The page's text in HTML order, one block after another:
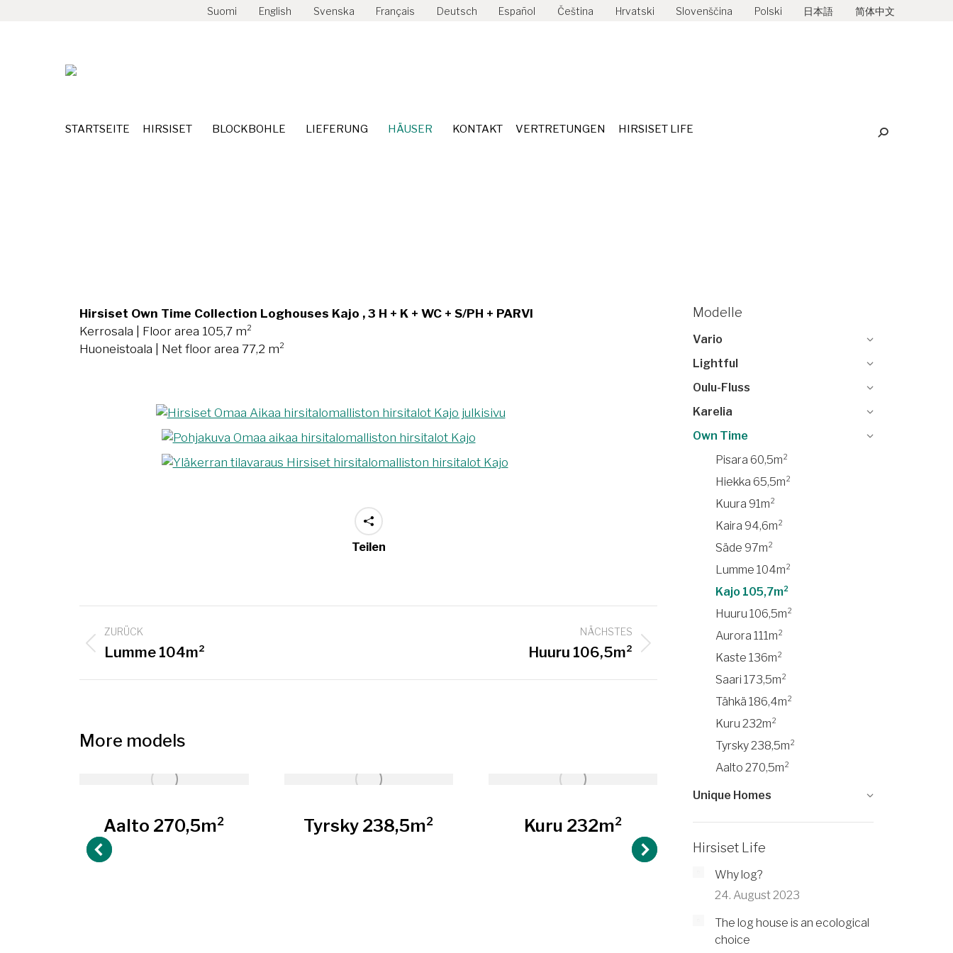
Suomi English Svenska Français Deutsch Español Čeština Hrvatski Slovenščina Polski 日本語 简体中文
STARTSEITE HIRSISET BLOCKBOHLE LIEFERUNG HÄUSER KONTAKT VERTRETUNGEN HIRSISET LIFE Search:
Hirsiset Own Time Collection Loghouses Kajo , 3 H + K + WC + S/PH + PARVI
Kerrosala | Floor area 105,7 m²
Huoneistoala | Net floor area 77,2 m²
Teilen
Project
navigation
ZURÜCK
Previous
Lumme 104m²
NÄCHSTES
Huuru 106,5m²
More models
Aalto 270,5m² Tyrsky 238,5m² Kuru 232m² Tähkä 186,4m²
Modelle
Vario
Lightful
Oulu-Fluss
Karelia
Own Time
Pisara 60,5m²
Hiekka 65,5m²
Kuura 91m²
Kaira 94,6m²
Säde 97m²
Lumme 104m²
Kajo 105,7m²
Huuru 106,5m²
Aurora 111m²
Kaste 136m²
Saari 173,5m²
Tähkä 186,4m²
Kuru 232m²
Tyrsky 238,5m²
Aalto 270,5m²
Unique Homes
Hirsiset Life
Why log?
24. August 2023
The log house is an ecological
choice
HIRSISET BLOCKBOHLE LIEFERUNG HÄUSER KONTAKT VERTRETUNGEN HIRSISET LIFE